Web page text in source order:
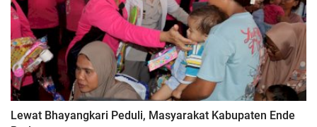
Lewat Bhayangkari Peduli, Masyarakat Kabupaten Ende